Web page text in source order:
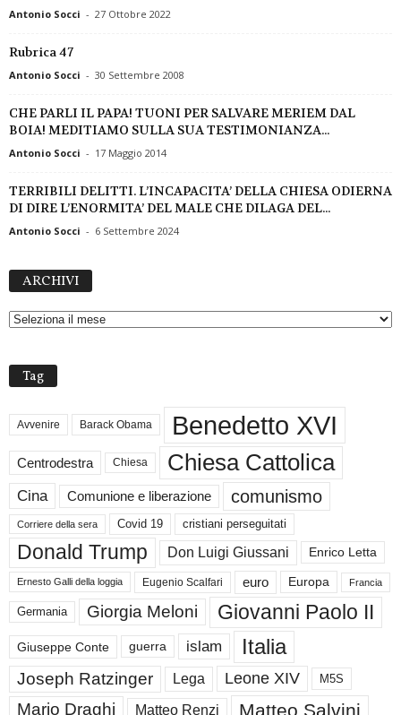
Antonio Socci - 27 Ottobre 2022
Rubrica 47
Antonio Socci - 30 Settembre 2008
CHE PARLI IL PAPA! TUONI PER SALVARE MERIEM DAL
BOIA! MEDITIAMO SULLA SUA TESTIMONIANZA...
Antonio Socci - 17 Maggio 2014
TERRIBILI DELITTI. L’INCAPACITA’ DELLA CHIESA ODIERNA
DI DIRE L’ENORMITA’ DEL MALE CHE DILAGA DEL...
Antonio Socci - 6 Settembre 2024
ARCHIVI
H
Tag
Avvenire Barack Obama Benedetto XVI
Centrodestra Chiesa Chiesa Cattolica
Cina Comunione e liberazione comunismo
Corriere della sera Covid 19 cristiani perseguitati
Donald Trump Don Luigi Giussani Enrico Letta
Ernesto Galli della loggia Eugenio Scalfari euro Europa Francia
Germania Giorgia Meloni Giovanni Paolo II
Giuseppe Conte guerra islam Italia
Joseph Ratzinger Lega Leone XIV M5S
Mario Draghi Matteo Renzi Matteo Salvini